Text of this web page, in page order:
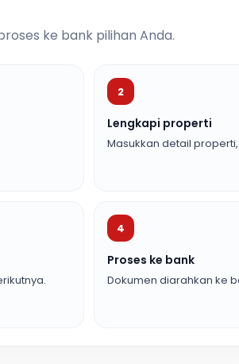
ke bank pilihan Anda.
2
Lengkapi properti
Masukkan detail
4
Proses ke bank
Dokumen diarahkan ke